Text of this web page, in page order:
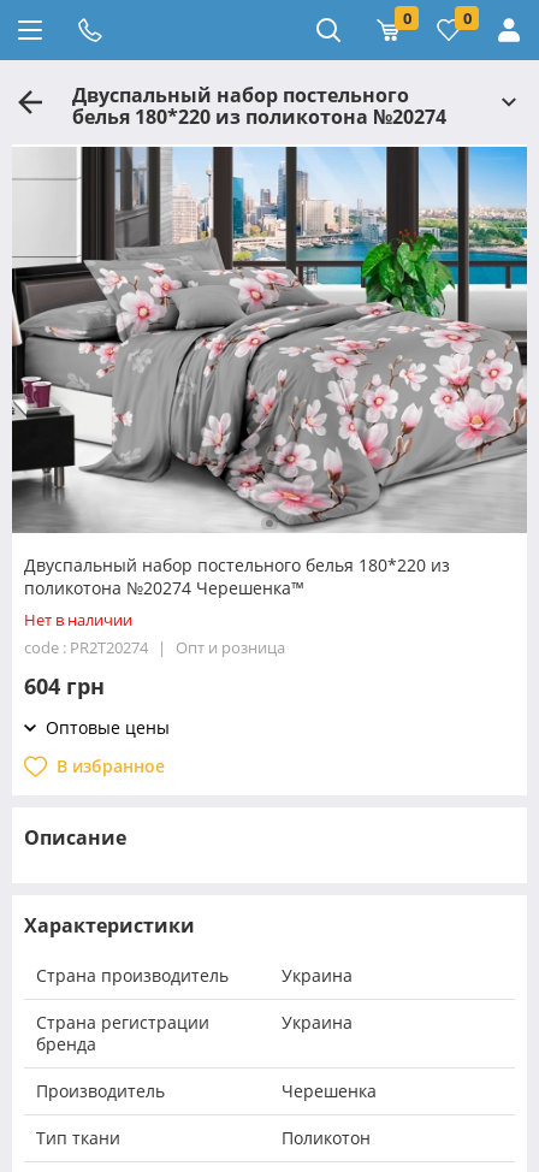
0 0
Двуспальный набор постельного
белья 180*220 из поликотона №20274
Двуспальный набор постельного белья 180*220 из
поликотона №20274 Черешенка™
Нет в наличии
code : PR2T20274
Опт и розница
604 грн
Оптовые цены
В избранное
Описание
Характеристики
Страна производитель Украина
Страна регистрации
бренда
Украина
Производитель Черешенка
Тип ткани Поликотон